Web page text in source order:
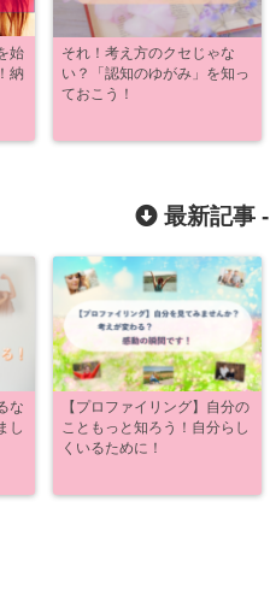
始
納
それ！考え方のクセじゃな
い？「認知のゆがみ」を知っ
ておこう！
最新記事 -
な
し
【プロファイリング】自分の
こともっと知ろう！自分らし
くいるために！